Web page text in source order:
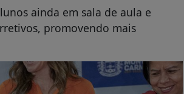
ainda em sala de aula e
promovendo mais